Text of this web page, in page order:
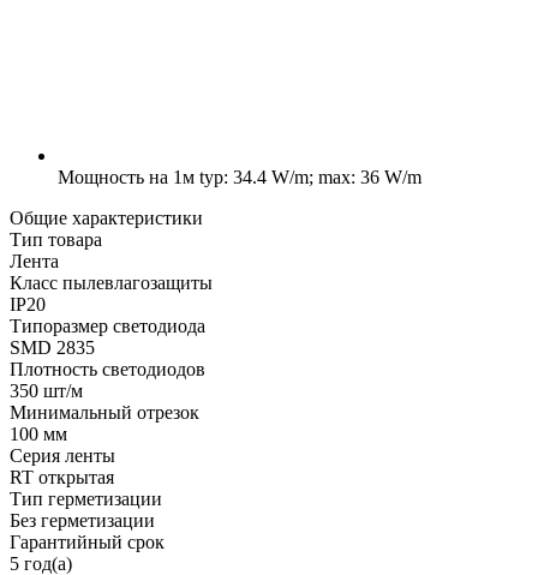
Мощность на 1м typ: 34.4 W/m; max: 36 W/m
Общие характеристики
Тип товара
Лента
Класс пылевлагозащиты
IP20
Типоразмер светодиода
SMD 2835
Плотность светодиодов
350 шт/м
Минимальный отрезок
100 мм
Серия ленты
RT открытая
Тип герметизации
Без герметизации
Гарантийный срок
5 год(а)